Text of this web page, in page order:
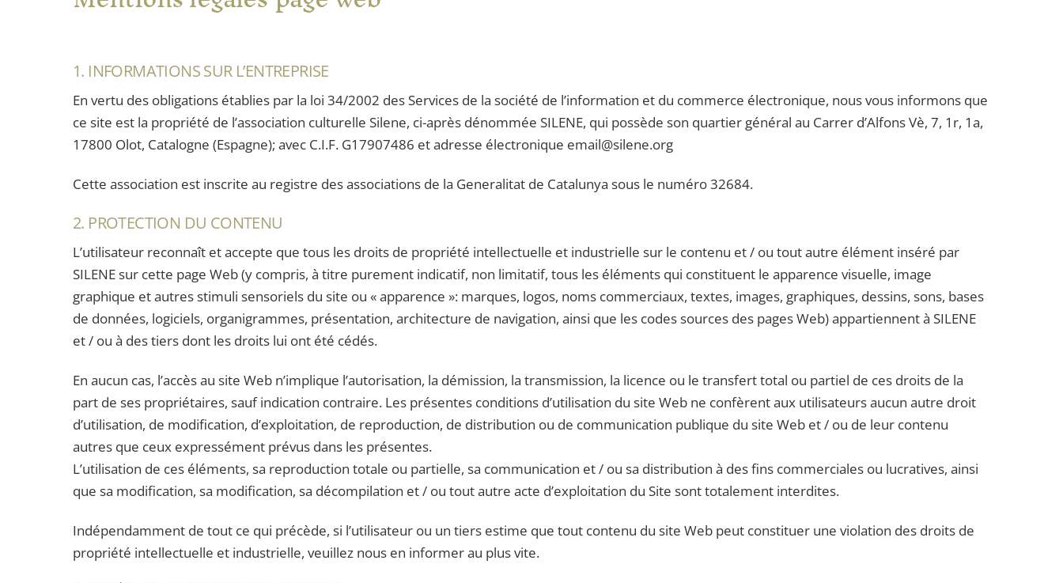
1. INFORMATIONS SUR L’ENTREPRISE
En vertu des obligations établies par la loi 34/2002 des Services de la société de l’information et du commerce électronique, nous vous informons que
ce site est la propriété de l’association culturelle Silene, ci-après dénommée SILENE, qui possède son quartier général au Carrer d’Alfons Vè, 7, 1r, 1a,
17800 Olot, Catalogne (Espagne); avec C.I.F. G17907486 et adresse électronique email@silene.org
Cette association est inscrite au registre des associations de la Generalitat de Catalunya sous le numéro 32684.
2. PROTECTION DU CONTENU
L’utilisateur reconnaît et accepte que tous les droits de propriété intellectuelle et industrielle sur le contenu et / ou tout autre élément inséré par
SILENE sur cette page Web (y compris, à titre purement indicatif, non limitatif, tous les éléments qui constituent le apparence visuelle, image
graphique et autres stimuli sensoriels du site ou « apparence »: marques, logos, noms commerciaux, textes, images, graphiques, dessins, sons, bases
de données, logiciels, organigrammes, présentation, architecture de navigation, ainsi que les codes sources des pages Web) appartiennent à SILENE
et / ou à des tiers dont les droits lui ont été cédés.
En aucun cas, l’accès au site Web n’implique l’autorisation, la démission, la transmission, la licence ou le transfert total ou partiel de ces droits de la
part de ses propriétaires, sauf indication contraire. Les présentes conditions d’utilisation du site Web ne confèrent aux utilisateurs aucun autre droit
d’utilisation, de modification, d’exploitation, de reproduction, de distribution ou de communication publique du site Web et / ou de leur contenu
autres que ceux expressément prévus dans les présentes.
L’utilisation de ces éléments, sa reproduction totale ou partielle, sa communication et / ou sa distribution à des fins commerciales ou lucratives, ainsi
que sa modification, sa modification, sa décompilation et / ou tout autre acte d’exploitation du Site sont totalement interdites.
Indépendamment de tout ce qui précède, si l’utilisateur ou un tiers estime que tout contenu du site Web peut constituer une violation des droits de
propriété intellectuelle et industrielle, veuillez nous en informer au plus vite.